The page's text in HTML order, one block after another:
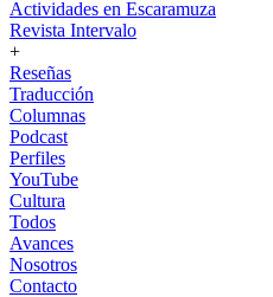
Actividades en Escaramuza
Revista Intervalo
+
Reseñas
Traducción
Columnas
Podcast
Perfiles
YouTube
Cultura
Todos
Avances
Nosotros
Contacto